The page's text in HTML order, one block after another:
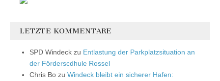
LETZTE KOMMENTARE
SPD Windeck zu Entlastung der Parkplatzsituation an
der Förderscdhule Rossel
Chris Bo zu Windeck bleibt ein sicherer Hafen: